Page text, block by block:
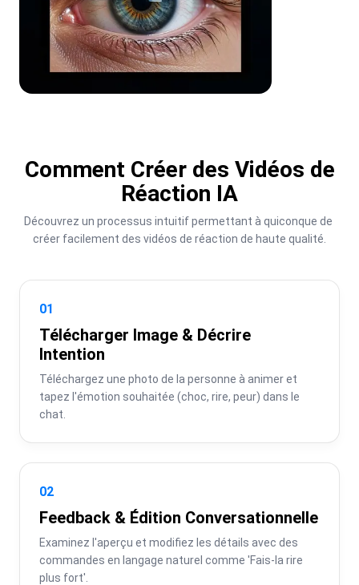
Comment Créer des Vidéos de
Réaction IA
Découvrez un processus intuitif permettant à quiconque de
créer facilement des vidéos de réaction de haute qualité.
01
Télécharger Image & Décrire
Intention
Téléchargez une photo de la personne à animer et
tapez l'émotion souhaitée (choc, rire, peur) dans le
chat.
02
Feedback & Édition Conversationnelle
Examinez l'aperçu et modifiez les détails avec des
commandes en langage naturel comme 'Fais-la rire
plus fort'.